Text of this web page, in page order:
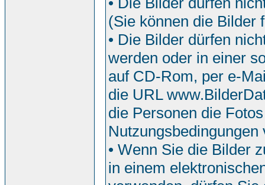
(Sie können die Bilder
• Die Bilder dürfen
werden oder in einer
auf CD-Rom, per e-
die URL
die Personen die
• Wenn Sie die Bilder
in einem